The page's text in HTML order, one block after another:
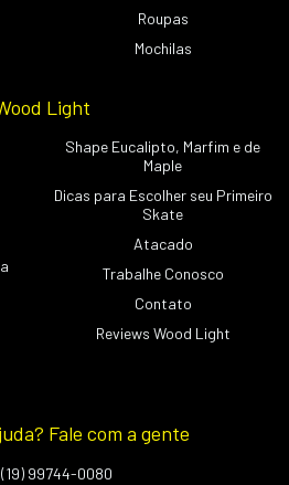
Roupas
Mochilas
Light
Shape Eucalipto, Marfim e de
Maple
Dicas para Escolher seu Primeiro
Skate
Atacado
Trabalhe Conosco
Contato
Reviews Wood Light
Fale com a gente
(19) 99744-0080